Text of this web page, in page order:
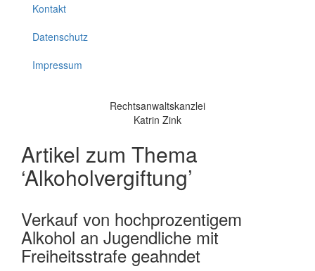
Kontakt
Datenschutz
Impressum
Rechtsanwaltskanzlei
Katrin Zink
Artikel zum Thema
‘Alkoholvergiftung’
Verkauf von hochprozentigem
Alkohol an Jugendliche mit
Freiheitsstrafe geahndet